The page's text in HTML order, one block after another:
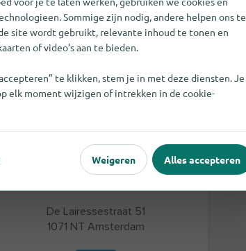
VON POLL REAL ESTATE Amsterdam
De Lairessestraat 51
1071 NT Amsterdam
Sommige zijn nodig, andere helpen ons te
site wordt gebruikt, relevante inhoud te tonen en
of video’s aan te bieden.
te klikken, stem je in met deze diensten. Je
elk moment wijzigen of intrekken in de cookie-
Weigeren Alles accepteren